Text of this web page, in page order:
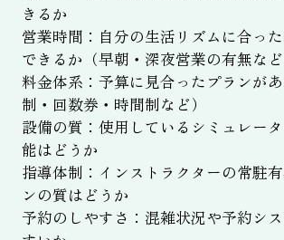
きるか
営業時間：自分の生活リズムに合っ
できるか（早朝・深夜営業の有無など
料金体系：予算に見合ったプランが
制・回数券・時間制など）
設備の質：使用しているシミュレー
能はどうか
指導体制：インストラクターの常駐
ンの質はどうか
予約のしやすさ：混雑状況や予約シ